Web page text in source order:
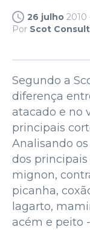
26 julho
Por Scot
Segundo a
diferença
atacado e no
principais
Analisando
dos
mignon,
picanha,
lagarto,
acém e peito